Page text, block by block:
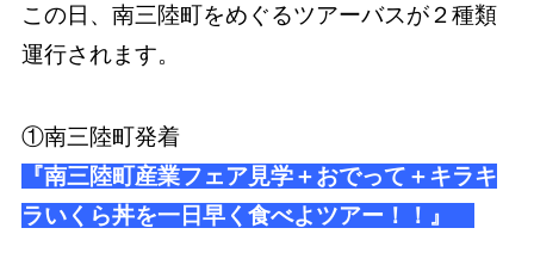
この日、南三陸町をめぐるツアーバスが２種類
運行されます。
①南三陸町発着
『南三陸町産業フェア見学＋おでって＋キラキ
ラいくら丼を一日早く食べよツアー！！』